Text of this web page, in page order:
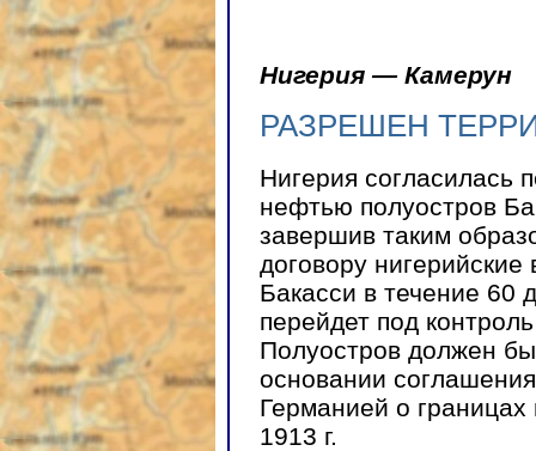
Нигерия — Камерун
РАЗРЕШЕН
Нигерия согласилась
нефтью полуостров
завершив таким
договору
Бакасси в течение 60
перейдет под
Полуостров должен
основании
Германией о
1913 г.